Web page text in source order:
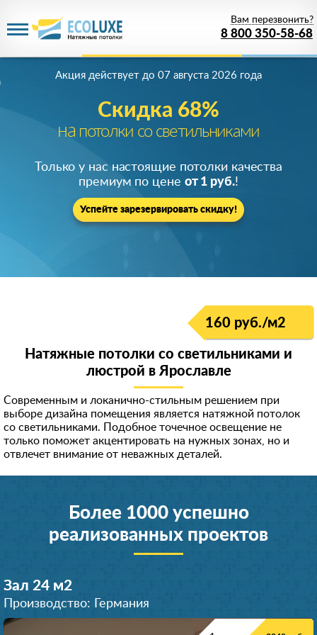
8 800 350-58-68
Вам перезвонить?
Скидка 68%
на потолки со светильниками
Акция действует до 07 августа 2026 года
Только у нас настоящие потолки качества
премиум по цене от 1 руб.!
Успейте зарезервировать скидку!
160 руб./м2
Натяжные потолки со светильниками и
люстрой в Ярославле
Современным и локанично-стильным решением при
выборе дизайна помещения является натяжной потолок
со светильниками. Подобное точечное освещение не
только поможет акцентировать на нужных зонах, но и
отвлечет внимание от неважных деталей.
Более 1000 успешно
реализованных проектов
Зал 24 м2
Производство: Германия